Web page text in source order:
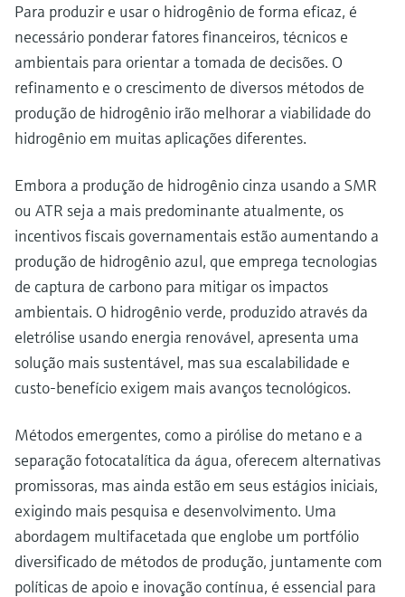
Para produzir e usar o hidrogênio de forma eficaz, é
necessário ponderar fatores financeiros, técnicos e
ambientais para orientar a tomada de decisões. O
refinamento e o crescimento de diversos métodos de
produção de hidrogênio irão melhorar a viabilidade do
hidrogênio em muitas aplicações diferentes.
Embora a produção de hidrogênio cinza usando a SMR
ou ATR seja a mais predominante atualmente, os
incentivos fiscais governamentais estão aumentando a
produção de hidrogênio azul, que emprega tecnologias
de captura de carbono para mitigar os impactos
ambientais. O hidrogênio verde, produzido através da
eletrólise usando energia renovável, apresenta uma
solução mais sustentável, mas sua escalabilidade e
custo-benefício exigem mais avanços tecnológicos.
Métodos emergentes, como a pirólise do metano e a
separação fotocatalítica da água, oferecem alternativas
promissoras, mas ainda estão em seus estágios iniciais,
exigindo mais pesquisa e desenvolvimento. Uma
abordagem multifacetada que englobe um portfólio
diversificado de métodos de produção, juntamente com
políticas de apoio e inovação contínua, é essencial para